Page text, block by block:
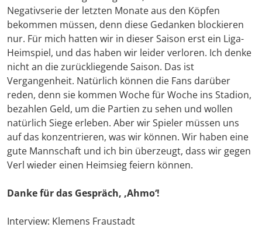
Negativserie der letzten Monate aus den Köpfen
bekommen müssen, denn diese Gedanken blockieren
nur. Für mich hatten wir in dieser Saison erst ein Liga-
Heimspiel, und das haben wir leider verloren. Ich denke
nicht an die zurückliegende Saison. Das ist
Vergangenheit. Natürlich können die Fans darüber
reden, denn sie kommen Woche für Woche ins Stadion,
bezahlen Geld, um die Partien zu sehen und wollen
natürlich Siege erleben. Aber wir Spieler müssen uns
auf das konzentrieren, was wir können. Wir haben eine
gute Mannschaft und ich bin überzeugt, dass wir gegen
Verl wieder einen Heimsieg feiern können.
Danke für das Gespräch, ‚Ahmo‘!
Interview: Klemens Fraustadt